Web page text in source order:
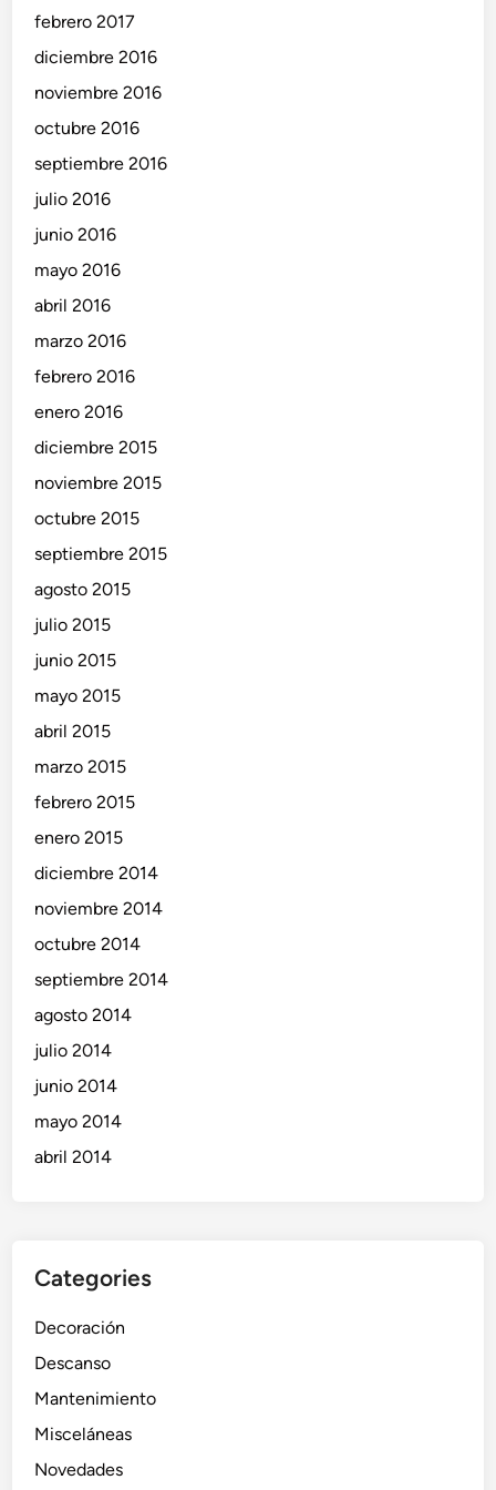
febrero 2017
diciembre 2016
noviembre 2016
octubre 2016
septiembre 2016
julio 2016
junio 2016
mayo 2016
abril 2016
marzo 2016
febrero 2016
enero 2016
diciembre 2015
noviembre 2015
octubre 2015
septiembre 2015
agosto 2015
julio 2015
junio 2015
mayo 2015
abril 2015
marzo 2015
febrero 2015
enero 2015
diciembre 2014
noviembre 2014
octubre 2014
septiembre 2014
agosto 2014
julio 2014
junio 2014
mayo 2014
abril 2014
Categories
Decoración
Descanso
Mantenimiento
Misceláneas
Novedades